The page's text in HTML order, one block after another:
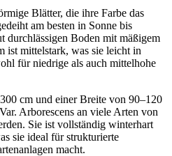
Blätter, die ihre Farbe das
am besten in Sonne bis
durchlässigen Boden mit mäßigem
ist mittelstark, was sie leicht in
für niedrige als auch mittelhohe
cm und einer Breite von 90–120
Arborescens an viele Arten von
Sie ist vollständig winterhart
sie ideal für strukturierte
macht.